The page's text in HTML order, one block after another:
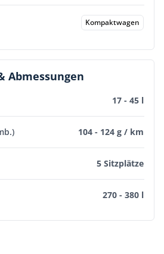
Kompaktwagen
Abmessungen
17 - 45 l
104 - 124 g / km
5 Sitzplätze
270 - 380 l